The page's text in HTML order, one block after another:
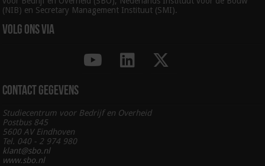
(NIB) en Secretary Management Instituut (SMI).
Volg ons via
Contact gegevens
Studiecentrum voor Bedrijf en Overheid
Postbus 845
5600 AV Eindhoven
Tel. 040 - 2 974 980
klant@sbo.nl
www.sbo.nl